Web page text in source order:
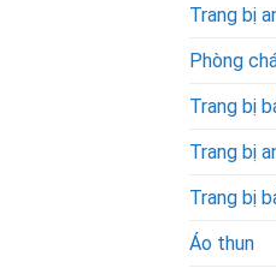
Trang bị
Phòng
Trang bị
Trang bị
Trang bị
Áo thun